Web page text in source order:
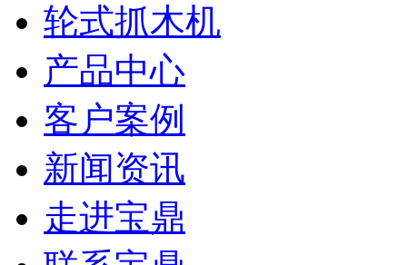
轮式抓木机
产品中心
客户案例
新闻资讯
走进宝鼎